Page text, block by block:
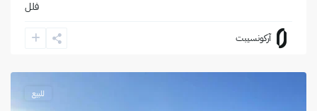
فلل
آركونسيبت
حي
القصور,
للبيع